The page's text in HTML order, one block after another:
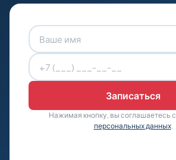
Нажимая кнопку, вы соглашаетесь с
персональных данных.